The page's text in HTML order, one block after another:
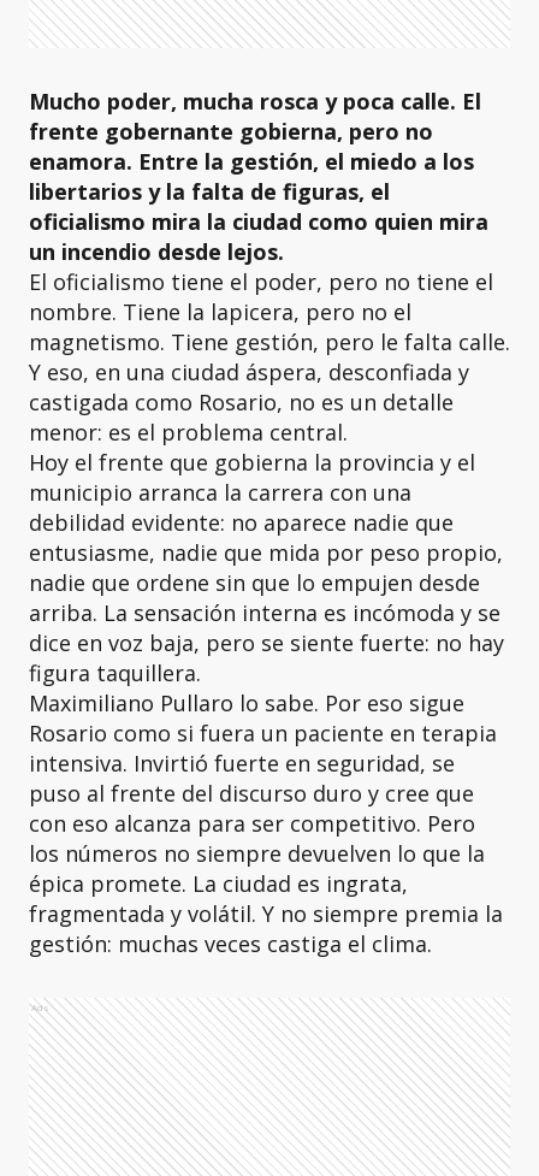
Mucho poder, mucha rosca y poca calle. El
frente gobernante gobierna, pero no
enamora. Entre la gestión, el miedo a los
libertarios y la falta de figuras, el
oficialismo mira la ciudad como quien mira
un incendio desde lejos.
El oficialismo tiene el poder, pero no tiene el
nombre. Tiene la lapicera, pero no el
magnetismo. Tiene gestión, pero le falta calle.
Y eso, en una ciudad áspera, desconfiada y
castigada como Rosario, no es un detalle
menor: es el problema central.
Hoy el frente que gobierna la provincia y el
municipio arranca la carrera con una
debilidad evidente: no aparece nadie que
entusiasme, nadie que mida por peso propio,
nadie que ordene sin que lo empujen desde
arriba. La sensación interna es incómoda y se
dice en voz baja, pero se siente fuerte: no hay
figura taquillera.
Maximiliano Pullaro lo sabe. Por eso sigue
Rosario como si fuera un paciente en terapia
intensiva. Invirtió fuerte en seguridad, se
puso al frente del discurso duro y cree que
con eso alcanza para ser competitivo. Pero
los números no siempre devuelven lo que la
épica promete. La ciudad es ingrata,
fragmentada y volátil. Y no siempre premia la
gestión: muchas veces castiga el clima.
Ads